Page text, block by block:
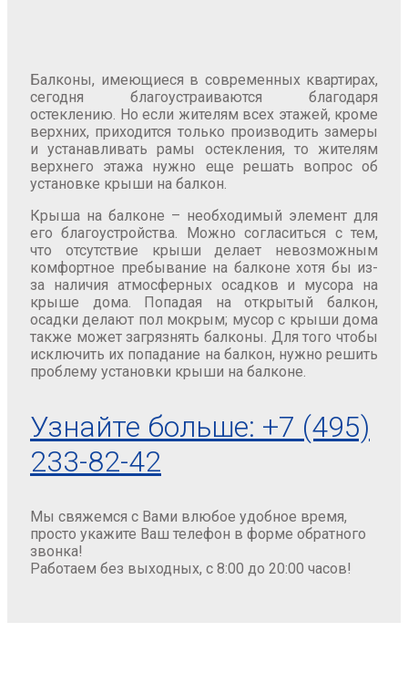
Балконы, имеющиеся в современных квартирах,
сегодня благоустраиваются благодаря
остеклению. Но если жителям всех этажей, кроме
верхних, приходится только производить замеры
и устанавливать рамы остекления, то жителям
верхнего этажа нужно еще решать вопрос об
установке крыши на балкон.
Крыша на балконе – необходимый элемент для
его благоустройства. Можно согласиться с тем,
что отсутствие крыши делает невозможным
комфортное пребывание на балконе хотя бы из-
за наличия атмосферных осадков и мусора на
крыше дома. Попадая на открытый балкон,
осадки делают пол мокрым; мусор с крыши дома
также может загрязнять балконы. Для того чтобы
исключить их попадание на балкон, нужно решить
проблему установки крыши на балконе.
Узнайте больше: +7 (495)
233-82-42
Мы свяжемся с Вами влюбое удобное время,
просто укажите Ваш телефон в форме обратного
звонка!
Работаем без выходных, с 8:00 до 20:00 часов!